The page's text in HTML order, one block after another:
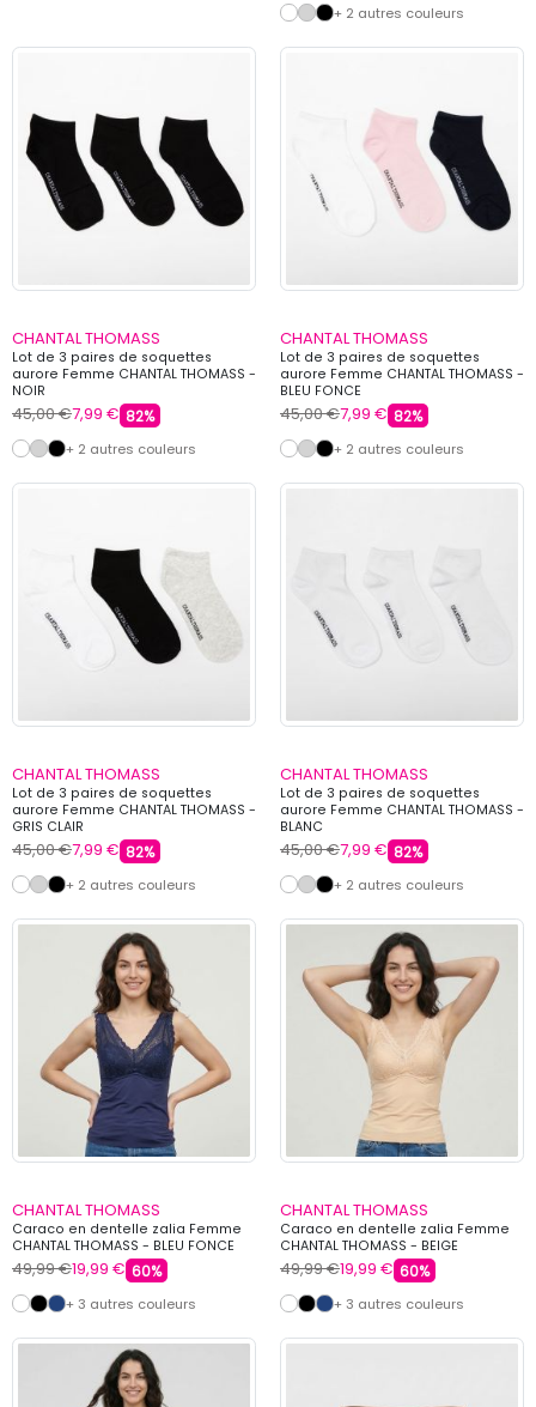
+ 2 autres couleurs
CHANTAL THOMASS
Lot de 3 paires de soquettes
aurore Femme CHANTAL THOMASS -
NOIR
45,00 €7,99 € 82%
+ 2 autres couleurs
CHANTAL THOMASS
Lot de 3 paires de soquettes
aurore Femme CHANTAL THOMASS -
BLEU FONCE
45,00 €7,99 € 82%
+ 2 autres couleurs
CHANTAL THOMASS
Lot de 3 paires de soquettes
aurore Femme CHANTAL THOMASS -
GRIS CLAIR
45,00 €7,99 € 82%
+ 2 autres couleurs
CHANTAL THOMASS
Lot de 3 paires de soquettes
aurore Femme CHANTAL THOMASS -
BLANC
45,00 €7,99 € 82%
+ 2 autres couleurs
CHANTAL THOMASS
Caraco en dentelle zalia Femme
CHANTAL THOMASS - BLEU FONCE
49,99 €19,99 € 60%
+ 3 autres couleurs
CHANTAL THOMASS
Caraco en dentelle zalia Femme
CHANTAL THOMASS - BEIGE
49,99 €19,99 € 60%
+ 3 autres couleurs